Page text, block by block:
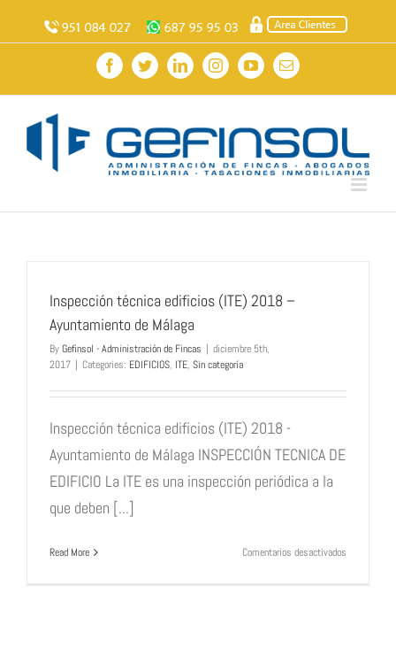
to
FacebookTwitterLinkedInInstagramYouTubeEmail
Inspección técnica edificios (ITE) 2018 –
Ayuntamiento de Málaga
ByGefinsol - Administración de Fincas | diciembre 5th,
2017 | Categories: EDIFICIOS, ITE, Sin categoría
Inspección técnica edificios (ITE) 2018 -
Ayuntamiento de Málaga INSPECCIÓN TECNICA DE
EDIFICIO La ITE es una inspección periódica a la
que deben [...]
Read More Comentarios desactivados